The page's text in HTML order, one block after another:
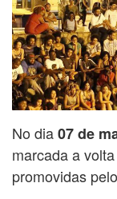
No dia07 de
marcada a
promovidas